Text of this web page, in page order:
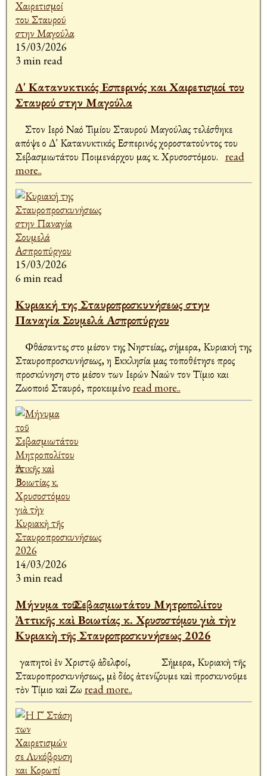
15/03/2026
3 min read
Δ' Κατανυκτικός Εσπερινός και Χαιρετισμοί του
Σταυρού στην Μαγούλα
Στον Ιερό Ναό Τιμίου Σταυρού Μαγούλας τελέσθηκε
απόψε ο Δ' Κατανυκτικός Εσπερινός χοροστατούντος του
read
more..
15/03/2026
6 min read
Κυριακή της Σταυροπροσκυνήσεως στην
Παναγία Σουμελά Ασπροπύργου
Φθάσαντες στο μέσον της Νηστείας, σήμερα, Κυριακή της
Σταυροπροσκυνήσεως, η Εκκλησία μας τοποθέτησε προς
προσκύνηση στο μέσον των Ιερών Ναών τον Τίμιο και
Ζωοποιό Σταυρό, προκειμένο read more..
14/03/2026
3 min read
Μήνυμα τοῦ Σεβασμιωτάτου Μητροπολίτου
Ἀττικῆς καὶ Βοιωτίας κ. Χρυσοστόμου γιὰ τὴν
Κυριακὴ τῆς Σταυροπροσκυνήσεως 2026
Ἀγαπητοὶ ἐν Χριστῷ ἀδελφοί, Σήμερα, Κυριακὴ τῆς
Σταυροπροσκυνήσεως, μὲ δέος ἀτενίζουμε καὶ προσκυνοῦμε
τὸν Τίμιο καὶ Ζω read more..